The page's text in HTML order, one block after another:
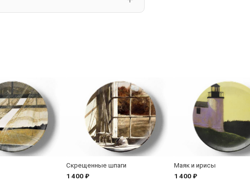
Скрещенные шпаги
1 400 ₽
Маяк и ирисы
1 400 ₽